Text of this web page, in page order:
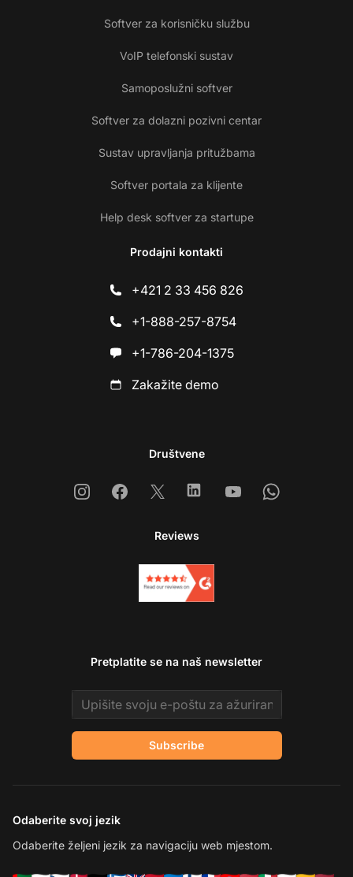
Softver za korisničku službu
VoIP telefonski sustav
Samoposlužni softver
Softver za dolazni pozivni centar
Sustav upravljanja pritužbama
Softver portala za klijente
Help desk softver za startupe
Prodajni kontakti
+421 2 33 456 826
+1-888-257-8754
+1-786-204-1375
Zakažite demo
Društvene
InstagramFacebook
X LinkedinYoutubeWhatsapp
Reviews
Pretplatite se na naš newsletter
Email address
Subscribe
Odaberite svoj jezik
Odaberite željeni jezik za navigaciju web mjestom.